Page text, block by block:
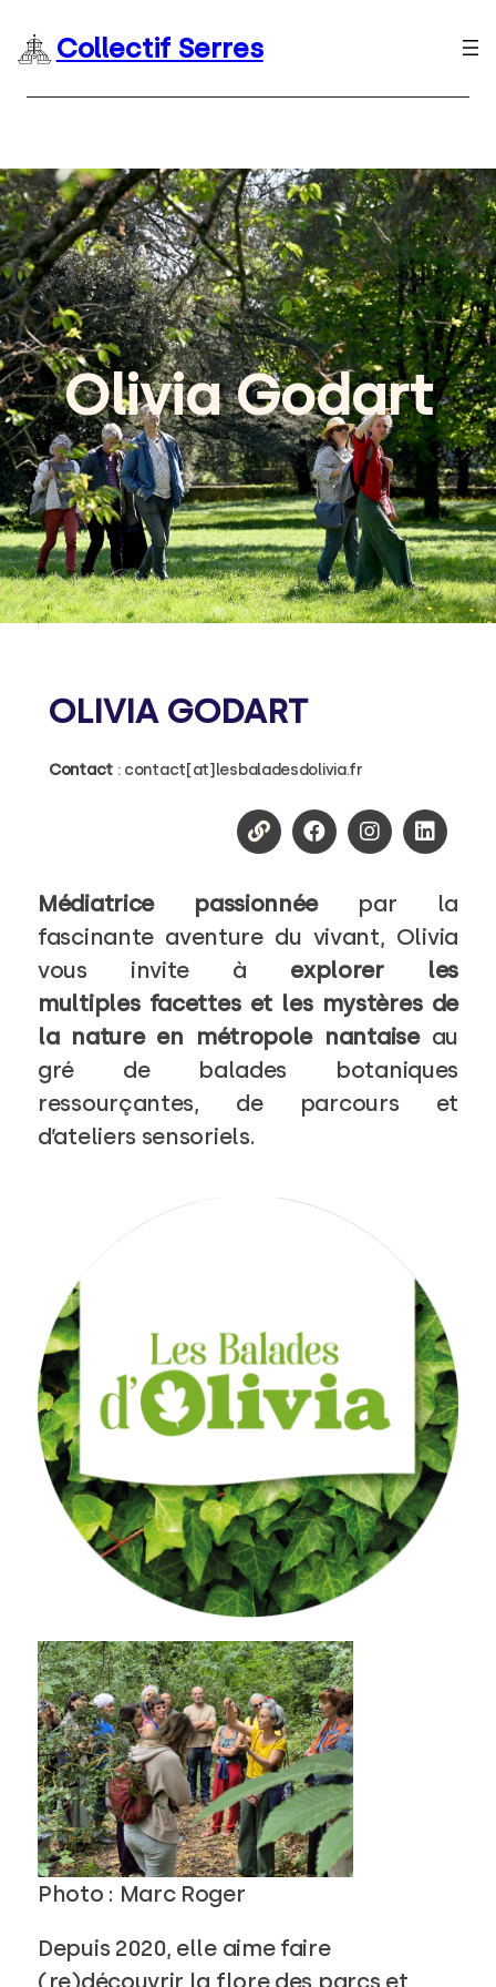
Collectif Serres
Olivia Godart
OLIVIA GODART
Contact: contact[at]lesbaladesdolivia.fr
Médiatrice passionnéepar la
fascinante aventure du vivant, Olivia
vous invite à explorer les
multiples facettes et les mystères de
la nature en métropole nantaise au
gré de balades botaniques
ressourçantes, de parcours et
d’ateliers sensoriels.
Photo : Marc Roger
Depuis 2020, elle aime faire